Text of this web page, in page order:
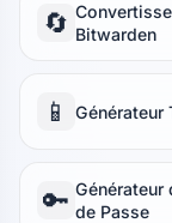
🔄 Bitwarden
📱 Générateur
🔑 Générateur
de Passe